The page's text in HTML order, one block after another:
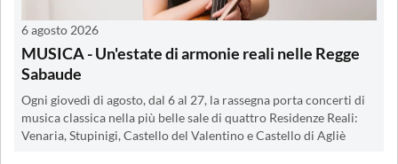
6 agosto 2026
MUSICA - Un'estate di armonie reali nelle Regge
Sabaude
Ogni giovedì di agosto, dal 6 al 27, la rassegna porta concerti di
musica classica nella più belle sale di quattro Residenze Reali:
Venaria, Stupinigi, Castello del Valentino e Castello di Agliè